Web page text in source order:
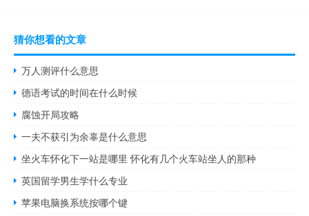
猜你想看的文章
万人测评什么意思
德语考试的时间在什么时候
腐蚀开局攻略
一夫不获引为余辜是什么意思
坐火车怀化下一站是哪里 怀化有几个火车站坐人的那种
英国留学男生学什么专业
苹果电脑换系统按哪个键